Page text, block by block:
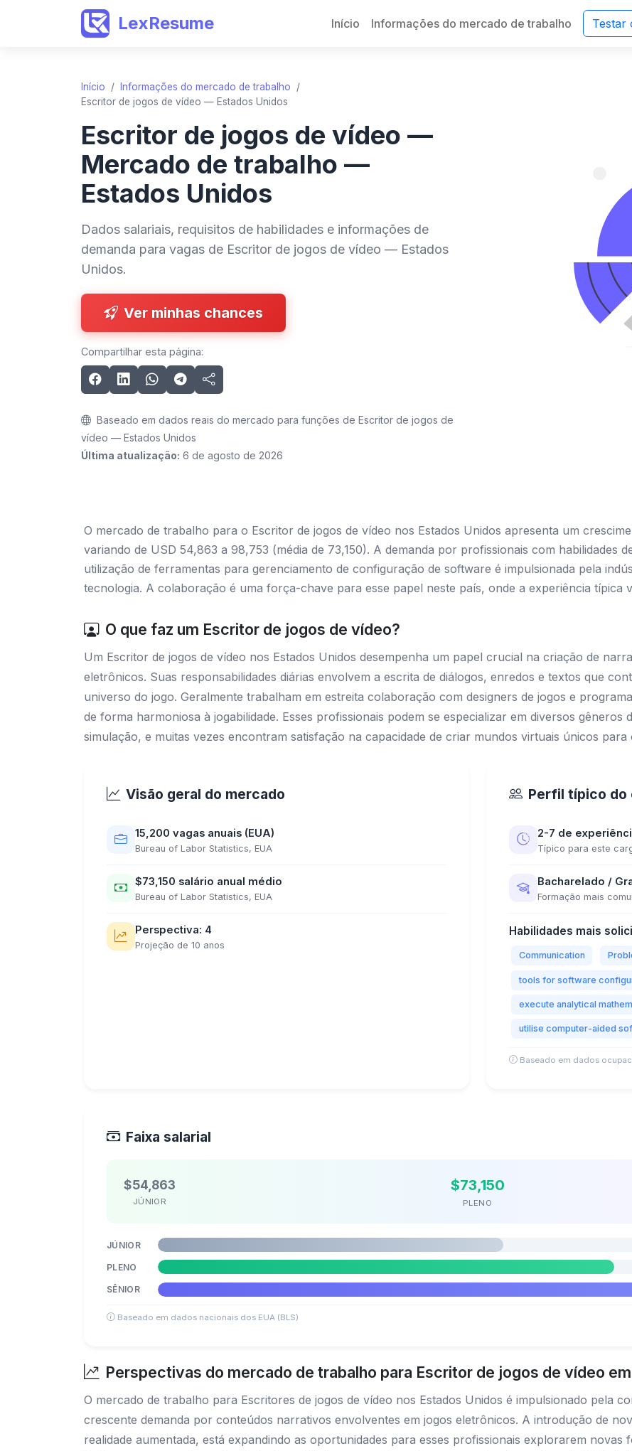
LexResume Início Informações do mercado de trabalho Testar
Início / Informações do mercado de trabalho
/
Escritor de jogos de vídeo — Estados Unidos
Escritor de jogos de vídeo —
Mercado de trabalho —
Estados Unidos
Dados salariais, requisitos de habilidades e informações de
demanda para vagas de Escritor de jogos de vídeo — Estados
Unidos.
Ver minhas chances
Compartilhar esta página:
Baseado em dados reais do mercado para funções de Escritor de jogos de
vídeo — Estados Unidos
Última atualização: 6 de agosto de 2026
O mercado de trabalho para o Escritor de jogos de vídeo nos Estados Unidos apresenta um
variando de USD 54,863 a 98,753 (média de 73,150). A demanda por profissionais com habilidades
utilização de ferramentas para gerenciamento de configuração de software é impulsionada pela
tecnologia. A colaboração é uma força-chave para esse papel neste país, onde a experiência típica
O que faz um Escritor de jogos de vídeo?
Um Escritor de jogos de vídeo nos Estados Unidos desempenha um papel crucial na criação de
eletrônicos. Suas responsabilidades diárias envolvem a escrita de diálogos, enredos e textos que
universo do jogo. Geralmente trabalham em estreita colaboração com designers de jogos e
de forma harmoniosa à jogabilidade. Esses profissionais podem se especializar em diversos
simulação, e muitas vezes encontram satisfação na capacidade de criar mundos virtuais únicos
Visão geral do mercado
15,200 vagas anuais (EUA)
Bureau of Labor Statistics, EUA
$73,150 salário anual médio
Bureau of Labor Statistics, EUA
Perspectiva: 4
Projeção de 10 anos
Perfil típico do
2-7 de
Típico para este
Bacharelado /
Formação mais
Habilidades mais
Communication
tools for software
execute analytical
utilise computer-aided
Baseado em dados
Faixa salarial
$54,863
JÚNIOR
$73,150
PLENO
JÚNIOR
PLENO
SÊNIOR
Baseado em dados nacionais dos EUA (BLS)
Perspectivas do mercado de trabalho para Escritor de jogos de vídeo
O mercado de trabalho para Escritores de jogos de vídeo nos Estados Unidos é impulsionado pela
crescente demanda por conteúdos narrativos envolventes em jogos eletrônicos. A introdução de
realidade aumentada, está expandindo as oportunidades para esses profissionais explorarem novas